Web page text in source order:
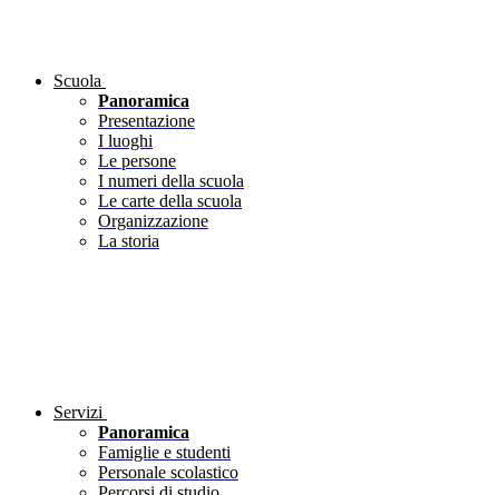
Scuola
Panoramica
Presentazione
I luoghi
Le persone
I numeri della scuola
Le carte della scuola
Organizzazione
La storia
Servizi
Panoramica
Famiglie e studenti
Personale scolastico